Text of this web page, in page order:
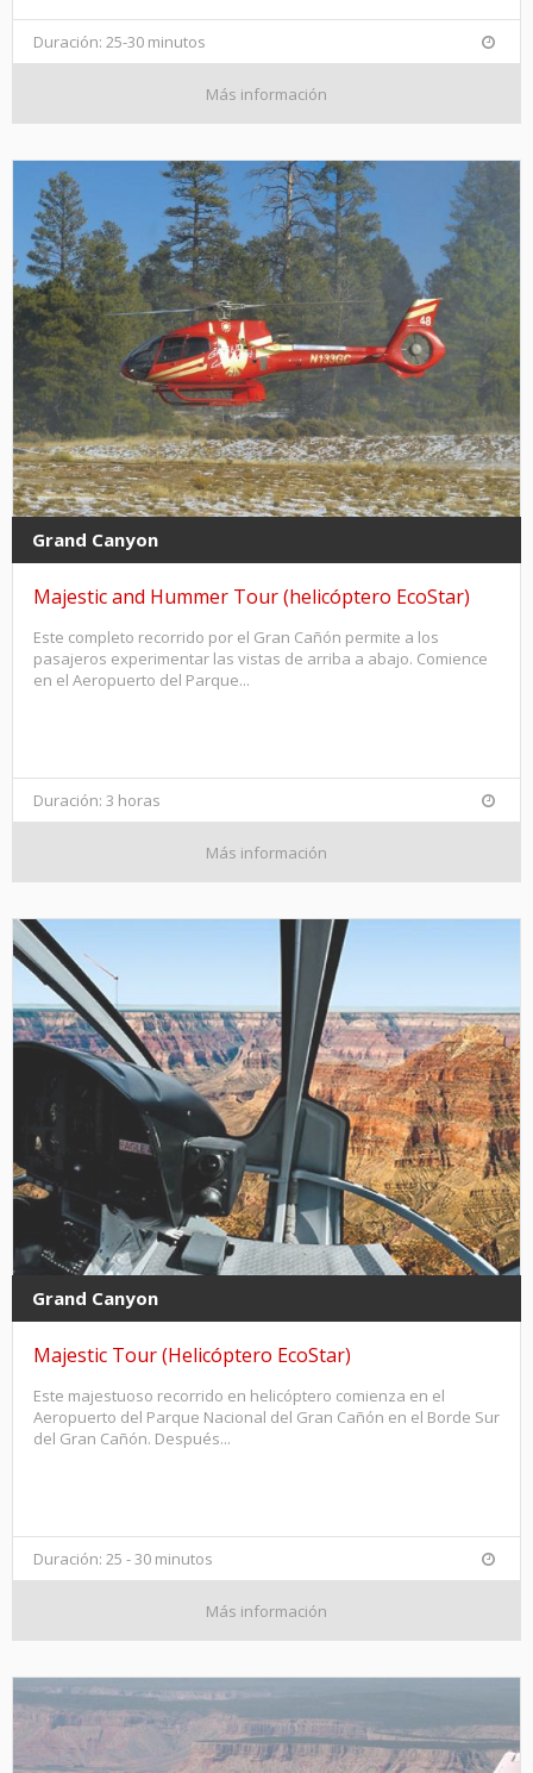
Duración: 25-30 minutos
Más información
Grand Canyon
Majestic and Hummer Tour (helicóptero EcoStar)
Este completo recorrido por el Gran Cañón permite a los
pasajeros experimentar las vistas de arriba a abajo. Comience
en el Aeropuerto del Parque...
Duración: 3 horas
Más información
Grand Canyon
Majestic Tour (Helicóptero EcoStar)
Este majestuoso recorrido en helicóptero comienza en el
Aeropuerto del Parque Nacional del Gran Cañón en el Borde Sur
del Gran Cañón. Después...
Duración: 25 - 30 minutos
Más información